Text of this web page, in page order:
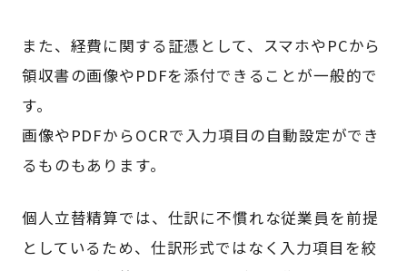
また、経費に関する証憑として、スマホやPCから
領収書の画像やPDFを添付できることが一般的で
す。
画像やPDFからOCRで入力項目の自動設定ができ
るものもあります。
個人立替精算では、仕訳に不慣れな従業員を前提
としているため、仕訳形式ではなく入力項目を絞